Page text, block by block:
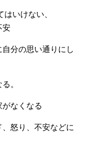
いけない、
安
自分の思い通りにし
。
がなくなる
怒り、不安などに